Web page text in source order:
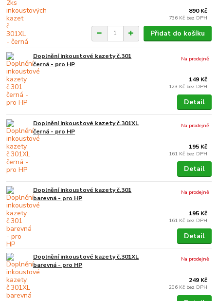
890 Kč
736 Kč bez DPH
Přidat do košíku
Doplnění inkoustové kazety č.301
černá - pro HP
149 Kč
123 Kč bez DPH
Na prodejně
Detail
Doplnění inkoustové kazety č.301XL
černá - pro HP
195 Kč
161 Kč bez DPH
Na prodejně
Detail
Doplnění inkoustové kazety č.301
barevná - pro HP
195 Kč
161 Kč bez DPH
Na prodejně
Detail
Doplnění inkoustové kazety č.301XL
barevná - pro HP
249 Kč
206 Kč bez DPH
Na prodejně